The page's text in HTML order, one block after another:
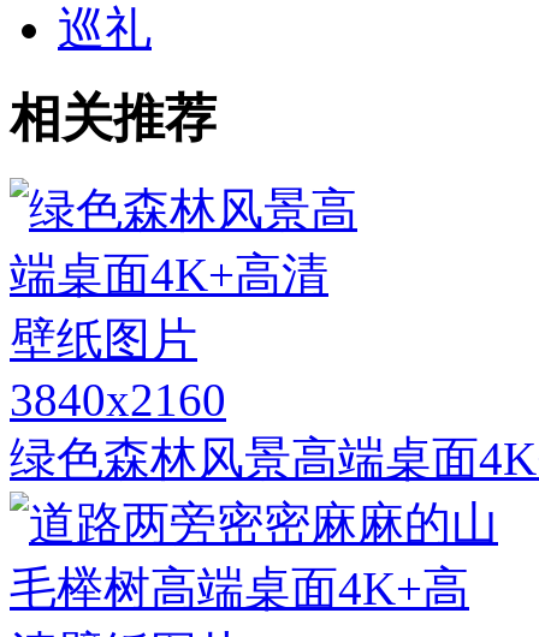
巡礼
相关推荐
3840x2160
绿色森林风景高端桌面